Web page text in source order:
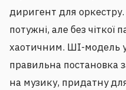
диригент для оркестру.
потужні, але без чіткої
хаотичним. ШІ-модель
правильна постановка
на музику, придатну